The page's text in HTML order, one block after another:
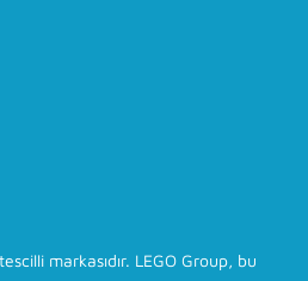
markasıdır. LEGO Group, bu